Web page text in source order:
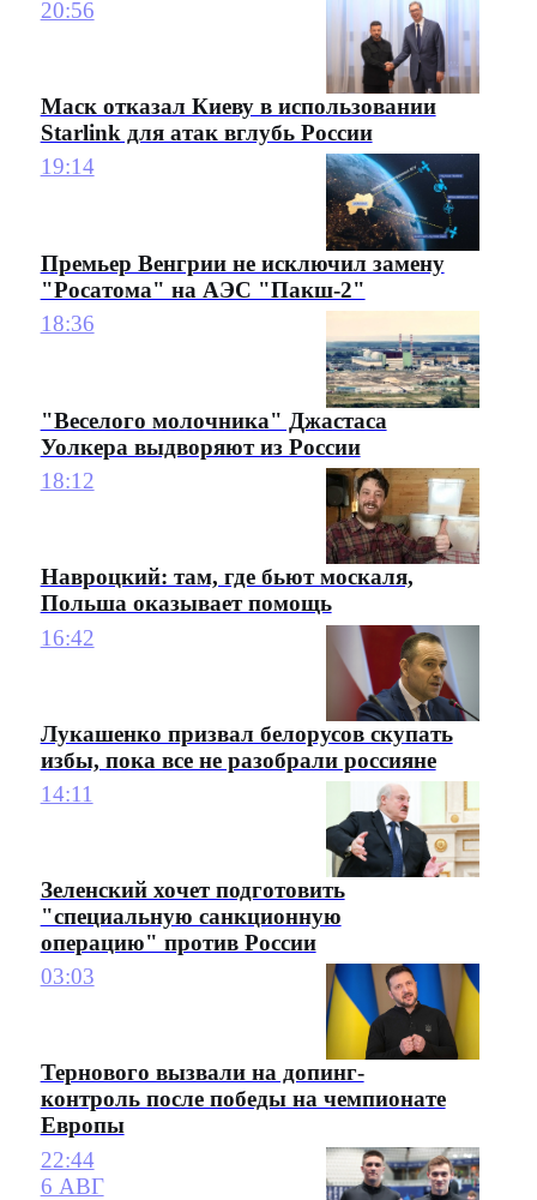
20:56
Маск отказал Киеву в использовании
Starlink для атак вглубь России
19:14
Премьер Венгрии не исключил замену
"Росатома" на АЭС "Пакш-2"
18:36
"Веселого молочника" Джастаса
Уолкера выдворяют из России
18:12
Навроцкий: там, где бьют москаля,
Польша оказывает помощь
16:42
Лукашенко призвал белорусов скупать
избы, пока все не разобрали россияне
14:11
Зеленский хочет подготовить
"специальную санкционную
операцию" против России
03:03
Тернового вызвали на допинг-
контроль после победы на чемпионате
Европы
22:44
6 АВГ